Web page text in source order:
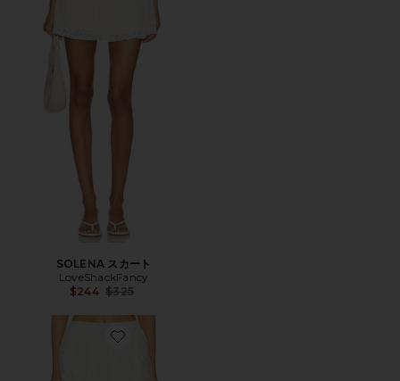
SOLENA スカート
LoveShackFancy
$244 Previous price:
$325
Favorite CELESA スカート